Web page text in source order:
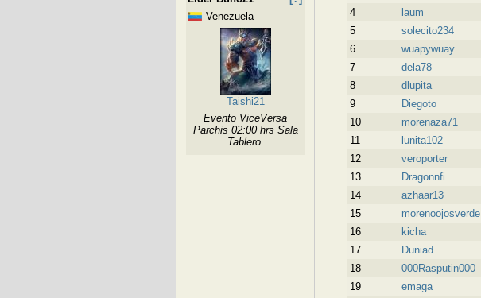
Venezuela
Taishi21
Evento ViceVersa
Parchis 02:00 hrs Sala
Tablero.
4
laum
5
solecito234
6
wuapywuay
7
dela78
8
dlupita
9
Diegoto
10
morenaza71
11
lunita102
12
veroporter
13
Dragonnfi
14
azhaar13
15
morenoojosverde
16
kicha
17
Duniad
18
000Rasputin000
19
emaga